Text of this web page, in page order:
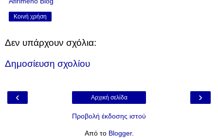
Κοινή χρήση
Δεν υπάρχουν σχόλια:
Δημοσίευση σχολίου
‹ ›
Αρχική σελίδα
Προβολή έκδοσης ιστού
Από το Blogger.